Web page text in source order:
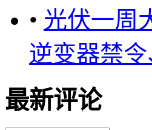
• 光伏一周
逆变器禁
最新评论